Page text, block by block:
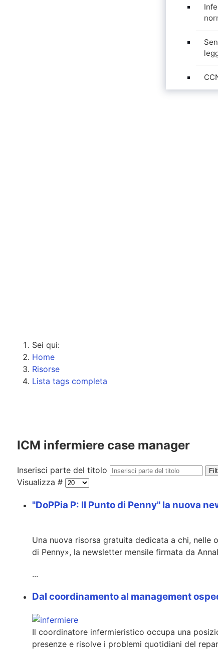
Sei qui:
Home
Risorse
Lista tags completa
ICM infermiere case manager
Inserisci parte del titolo
Visualizza #
"DoPPia P: Il Punto di Penny" la nuova
Una nuova risorsa gratuita dedicata a chi, nelle
di Penny», la newsletter mensile firmata da
...
Dal coordinamento al management
Il coordinatore infermieristico occupa una
presenze e risolve i problemi quotidiani del